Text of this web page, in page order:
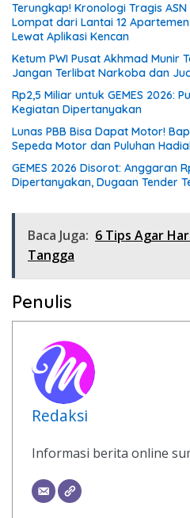
Terungkap! Kronologi Tragis ASN
Lompat dari Lantai 12
Lewat Aplikasi Kencan
Ketum PWI Pusat Akhmad Munir
Jangan Terlibat Narkoba dan
Rp2,5 Miliar untuk GEMES 2026:
Kegiatan Dipertanyakan
Lunas PBB Bisa Dapat Motor!
Sepeda Motor dan Puluhan
GEMES 2026 Disorot: Anggaran
Dipertanyakan, Dugaan Tender
Baca Juga: 6 Tips Agar
Tangga
Penulis
Redaksi
Informasi berita online